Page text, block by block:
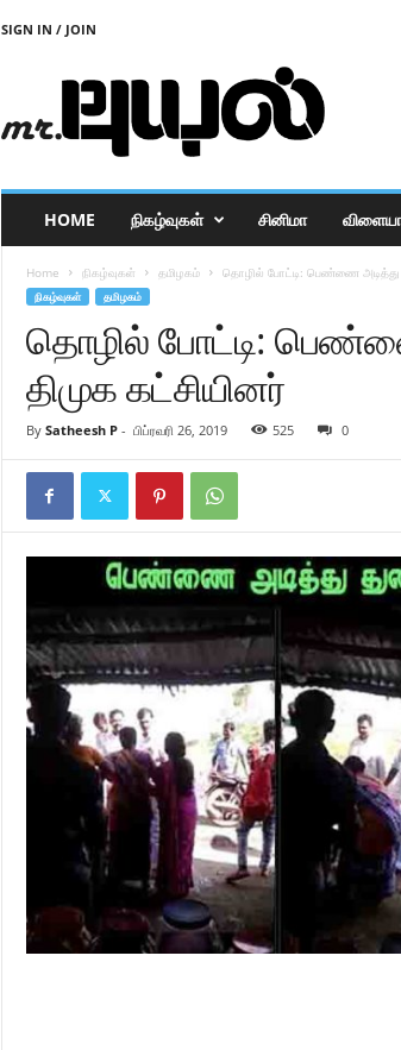
SIGN IN / JOIN
u
HOME நிகழ்வுகள் சினிமா
Home நிகழ்வுகள் தமிழகம் தொழில் போட்டி: பெண்ணை அடித்து
நிகழ்வுகள் தமிழகம்
தொழில் போட்டி:
திமுக கட்சியினர்
By Satheesh P- பிப்ரவரி 26, 2019 525 0